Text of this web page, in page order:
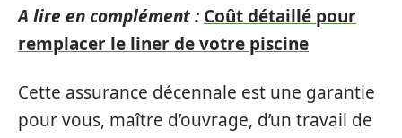
A lire en complément : Coût détaillé pour
remplacer le liner de votre piscine
Cette assurance décennale est une garantie
pour vous, maître d’ouvrage, d’un travail de